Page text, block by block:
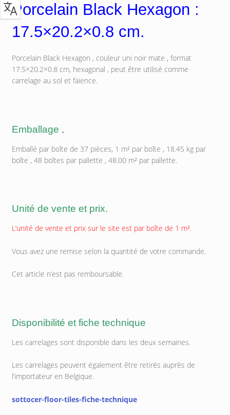
Porcelain Black Hexagon :
17.5×20.2×0.8 cm.
Porcelain Black Hexagon , couleur uni noir mate , format
17.5×20.2×0.8 cm, hexagonal , peut être utilisé comme
carrelage au sol et faïence.
Emballage .
Emballé par boîte de 37 pièces, 1 m² par boîte , 18.45 kg par
boîte , 48 boîtes par pallette , 48.00 m² par pallette.
Unité de vente et prix.
L’unité de vente et prix sur le site est par boîte de 1 m².
Vous avez une remise selon la quantité de votre commande.
Cet article n’est pas remboursable.
Disponibilité et fiche technique
Les carrelages sont disponible dans les deux semaines.
Les carrelages peuvent également être retirés auprès de
l’importateur en Belgique.
sottocer-floor-tiles-fiche-technique